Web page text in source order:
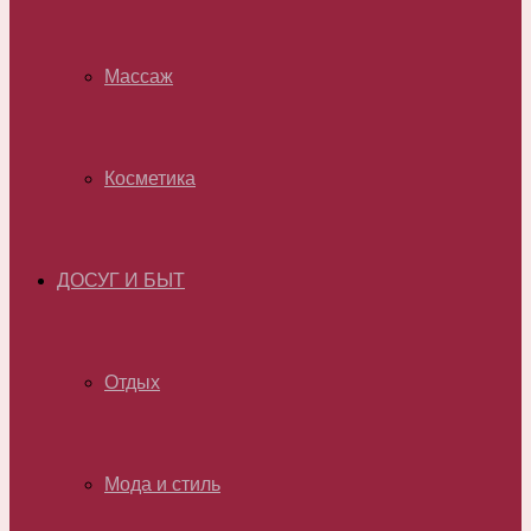
Массаж
Косметика
ДОСУГ И БЫТ
Отдых
Мода и стиль